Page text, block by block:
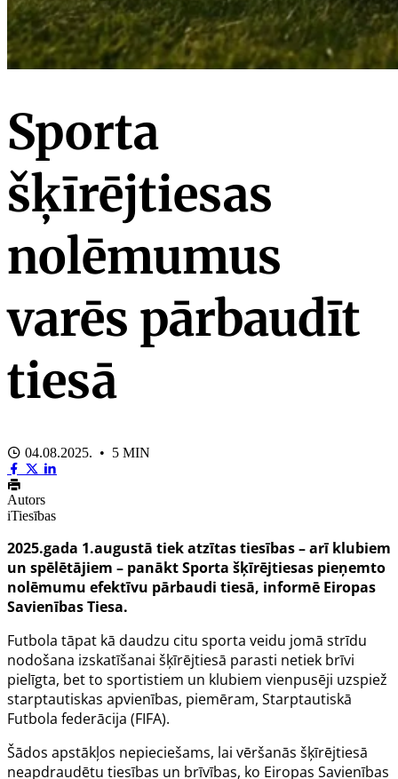
Sporta
šķīrējtiesas
nolēmumus
varēs pārbaudīt
tiesā
04.08.2025. • 5 MIN
Autors
iTiesības
2025.gada 1.augustā tiek atzītas tiesības – arī klubiem
un spēlētājiem – panākt Sporta šķīrējtiesas pieņemto
nolēmumu efektīvu pārbaudi tiesā, informē Eiropas
Savienības Tiesa.
Futbola tāpat kā daudzu citu sporta veidu jomā strīdu
nodošana izskatīšanai šķīrējtiesā parasti netiek brīvi
pielīgta, bet to sportistiem un klubiem vienpusēji uzspiež
starptautiskas apvienības, piemēram, Starptautiskā
Futbola federācija (FIFA).
Šādos apstākļos nepieciešams, lai vēršanās šķīrējtiesā
neapdraudētu tiesības un brīvības, ko Eiropas Savienības